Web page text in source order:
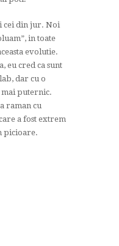
cei din jur. Noi
in toate
evolutie.
eu cred ca sunt
dar cu o
mai puternic.
raman cu
a fost extrem
picioare.